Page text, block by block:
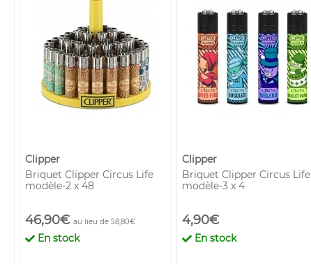
Clipper
Briquet Clipper Circus Life
modèle-2 x 48
46,90€ au lieu de 58,80€
En stock
Clipper
Briquet Clipper Circus Life
modèle-3 x 4
4,90€
En stock